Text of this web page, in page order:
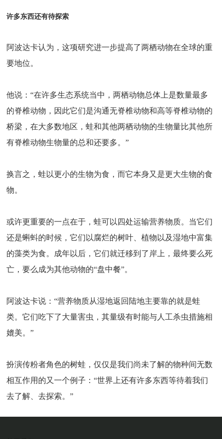
许多东西还有待探索
阿波达卡认为，这项研究进一步提高了两栖动物在全球的重
要地位。
他说：“在许多生态系统当中，两栖动物总体上是数量最多
的脊椎动物，因此它们是沟通无脊椎动物和高等脊椎动物的
桥梁，在大多数地区，蛙和其他两栖动物的生物量比其他所
有脊椎动物生物量的总和还要多。”
换言之，蛙以更小的生物为食，而它本身又是更大生物的食
物。
或许更重要的一点在于，蛙可以四处运输营养物质。当它们
还是蝌蚪的时候，它们以腐烂的树叶、植物以及湿地中富集
的藻类为食。成年以后，它们就迁移到了岸上，最终要么死
亡，要么成为其他动物的“盘中餐”。
阿波达卡说：“营养物质从湿地返回陆地主要靠的就是蛙
类。它们吃下了大量害虫，其量级有时能与人工杀虫措施相
媲美。”
扮演传粉者角色的树蛙，仅仅是我们尚未了解的物种间无数
相互作用的又一个例子：“世界上还有许多东西等待着我们
去了解、去探索。”